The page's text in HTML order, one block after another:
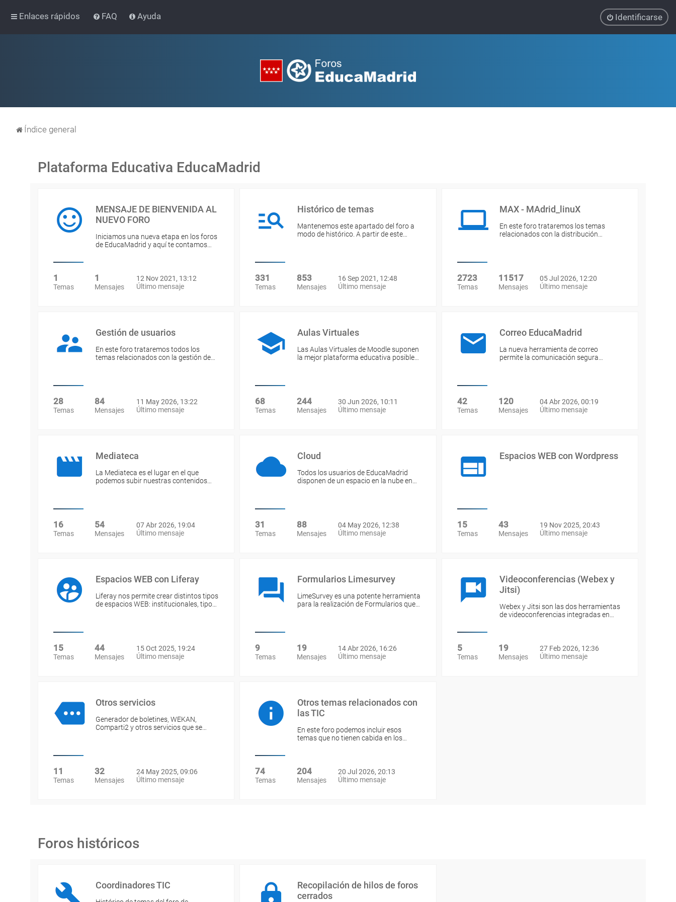
Enlaces rápidos FAQ Ayuda Identificarse
Índice general
Plataforma Educativa EducaMadrid
MENSAJE DE BIENVENIDA AL
NUEVO FORO
Iniciamos una nueva etapa en los foros
de EducaMadrid y aquí te contamos…
1
Temas
1
Mensajes
12 Nov 2021, 13:12
Último mensaje
Histórico de temas
Mantenemos este apartado del foro a
modo de histórico. A partir de este…
331
Temas
853
Mensajes
16 Sep 2021, 12:48
Último mensaje
MAX - MAdrid_linuX
En este foro trataremos los temas
relacionados con la distribución…
2723
Temas
11517
Mensajes
05 Jul 2026, 12:20
Último mensaje
Gestión de usuarios
En este foro trataremos todos los
temas relacionados con la gestión de…
28
Temas
84
Mensajes
11 May 2026, 13:22
Último mensaje
Aulas Virtuales
Las Aulas Virtuales de Moodle suponen
la mejor plataforma educativa posible…
68
Temas
244
Mensajes
30 Jun 2026, 10:11
Último mensaje
Correo EducaMadrid
La nueva herramienta de correo
permite la comunicación segura…
42
Temas
120
Mensajes
04 Abr 2026, 00:19
Último mensaje
Mediateca
La Mediateca es el lugar en el que
podemos subir nuestras contenidos…
16
Temas
54
Mensajes
07 Abr 2026, 19:04
Último mensaje
Cloud
Todos los usuarios de EducaMadrid
disponen de un espacio en la nube en…
31
Temas
88
Mensajes
04 May 2026, 12:38
Último mensaje
Espacios WEB con Wordpress
15
Temas
43
Mensajes
19 Nov 2025, 20:43
Último mensaje
Espacios WEB con Liferay
Liferay nos permite crear distintos tipos
de espacios WEB: institucionales, tipo…
15
Temas
44
Mensajes
15 Oct 2025, 19:24
Último mensaje
Formularios Limesurvey
LimeSurvey es una potente herramienta
para la realización de Formularios que…
9
Temas
19
Mensajes
14 Abr 2026, 16:26
Último mensaje
Videoconferencias (Webex y
Jitsi)
Webex y Jitsi son las dos herramientas
de videoconferencias integradas en…
5
Temas
19
Mensajes
27 Feb 2026, 12:36
Último mensaje
Otros servicios
Generador de boletines, WEKAN,
Comparti2 y otros servicios que se…
11
Temas
32
Mensajes
24 May 2025, 09:06
Último mensaje
Otros temas relacionados con
las TIC
En este foro podemos incluir esos
temas que no tienen cabida en los…
74
Temas
204
Mensajes
20 Jul 2026, 20:13
Último mensaje
Foros históricos
Coordinadores TIC
Recopilación de hilos de foros
cerrados